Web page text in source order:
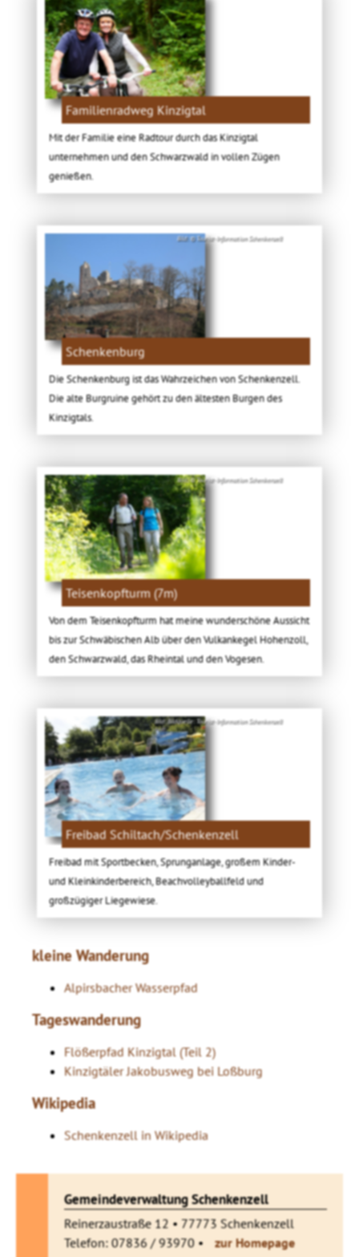
Familienradweg Kinzigtal
Mit der Familie eine Radtour durch das Kinzigtal
unternehmen und den Schwarzwald in vollen Zügen
genießen.
Bild: © Tourist-Information Schenkenzell
Schenkenburg
Die Schenkenburg ist das Wahrzeichen von Schenkenzell.
Die alte Burgruine gehört zu den ältesten Burgen des
Kinzigtals.
Bild: © Tourist-Information Schenkenzell
Teisenkopfturm (7m)
Von dem Teisenkopfturm hat meine wunderschöne Aussicht
bis zur Schwäbischen Alb über den Vulkankegel Hohenzoll,
den Schwarzwald, das Rheintal und den Vogesen.
Bild: Bildquelle: Tourist-Information Schenkenzell
Freibad Schiltach/Schenkenzell
Freibad mit Sportbecken, Sprunganlage, großem Kinder-
und Kleinkinderbereich, Beachvolleyballfeld und
großzügiger Liegewiese.
kleine Wanderung
Alpirsbacher Wasserpfad
Tageswanderung
Flößerpfad Kinzigtal (Teil 2)
Kinzigtäler Jakobusweg bei Loßburg
Wikipedia
Schenkenzell in Wikipedia
Gemeindeverwaltung Schenkenzell
Reinerzaustraße 12 • 77773 Schenkenzell
Telefon: 07836 / 93970 •
zur Homepage